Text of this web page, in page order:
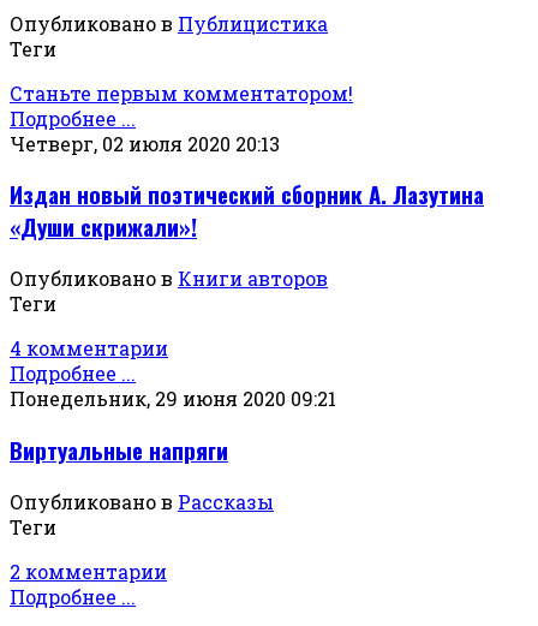
Опубликовано в Публицистика
Теги
Станьте первым комментатором!
Подробнее ...
Четверг, 02 июля 2020 20:13
Издан новый поэтический сборник А. Лазутина
«Души скрижали»!
Опубликовано в Книги авторов
Теги
4 комментарии
Подробнее ...
Понедельник, 29 июня 2020 09:21
Виртуальные напряги
Опубликовано в Рассказы
Теги
2 комментарии
Подробнее ...